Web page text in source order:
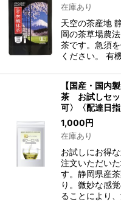
在庫あり
天空の茶産地
岡の茶草場農
茶です。急須
ください。 有
【国産・国内
茶 お試しセッ
可〉〈配達日指
1,000円
在庫あり
お試しにお得
注文いただい
す。静岡県産
り。微妙な感
ることにより